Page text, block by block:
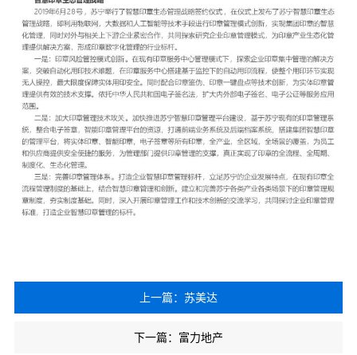
上一篇：苏美达
下一篇：富力地产